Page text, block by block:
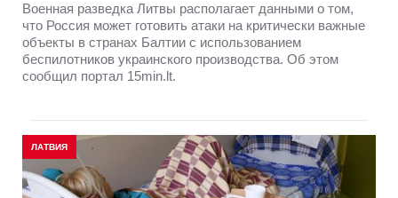
Военная разведка Литвы располагает данными о том,
что Россия может готовить атаки на критически важные
объекты в странах Балтии с использованием
беспилотников украинского производства. Об этом
сообщил портал 15min.lt.
ЛАТВИЯ